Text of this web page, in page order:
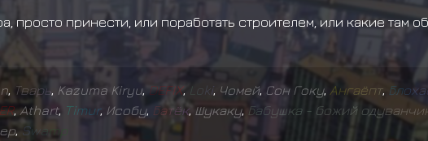
просто принести, или поработать строителем, или какие там
Тварь Kazuma Kiryu, DEFIX, L ki, Чомей, Сон Гоку, Ангаёпт, Блоха
R,Athart, Timur, Исобу, Батёк, Шукаку, Бабушка - божий одуванчи
, Swa m